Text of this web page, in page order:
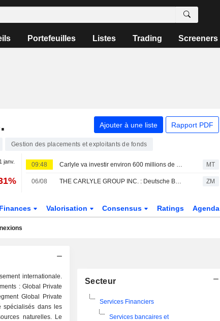
Portefeuilles Listes Trading Screeners
Ajouter à une liste Rapport PDF
Gestion des placements et exploitants de fonds
janv. 09:48 Carlyle va investir environ 600 millions de dollars dans Prime Capital Financial MT
06/08 THE CARLYLE GROUP INC. : Deutsche Bank Securities toujours positif ZM
Finances Valorisation Consensus Ratings Agenda
internationale.
: Global Private
Global Private
spécialisés dans les
naturelles. Le
Secteur
Services Financiers
Services bancaires et